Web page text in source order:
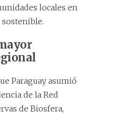
locales en
Paraguay asumió
de la Red
de Biosfera,